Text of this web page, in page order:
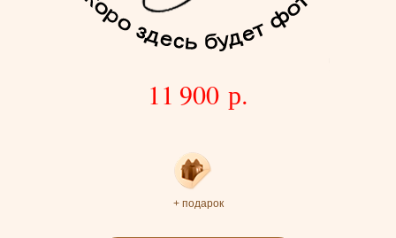
11 900 р.
+ подарок